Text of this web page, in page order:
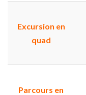
Excursion en
quad
Parcours en